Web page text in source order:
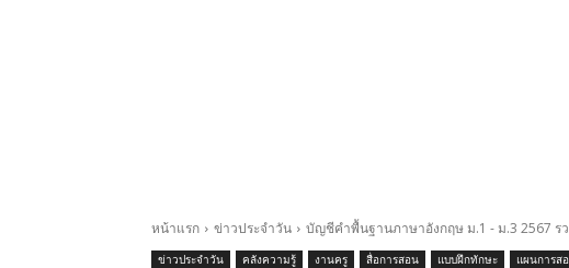
หน้าแรก ข่าวประจำวัน บัญชีคําพื้นฐานภาษาอังกฤษ ม.1 - ม.3 2567 ร
ข่าวประจำวัน คลังความรู้ งานครู สื่อการสอน แบบฝึกทักษะ แผนการส